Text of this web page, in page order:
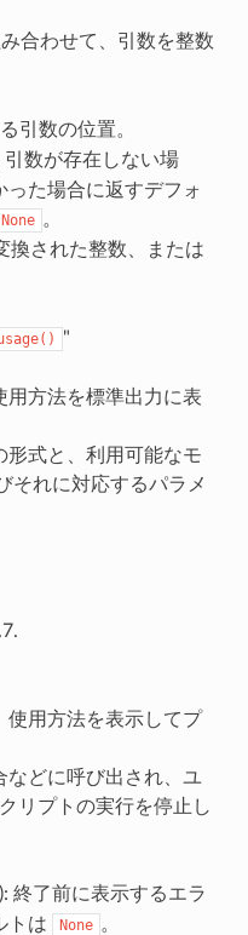
合わせて、引数を整数
引数の位置。
引数が存在しない場
た場合に返すデフォ
None 。
換された整数、または
"
用方法を標準出力に表
形式と、利用可能なモ
それに対応するパラメ
使用方法を表示してプ
などに呼び出され、ユ
リプトの実行を停止し
終了前に表示するエラ
トは
None 。